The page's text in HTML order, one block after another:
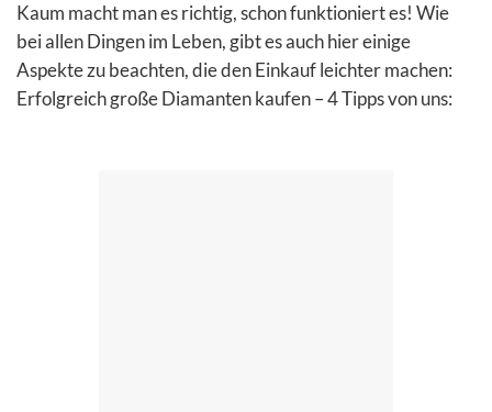
Kaum macht man es richtig, schon funktioniert es! Wie
bei allen Dingen im Leben, gibt es auch hier einige
Aspekte zu beachten, die den Einkauf leichter machen:
Erfolgreich große Diamanten kaufen – 4 Tipps von uns: